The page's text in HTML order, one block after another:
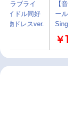
】ラブライ
イドル同好
物ドレスver.
【
ー